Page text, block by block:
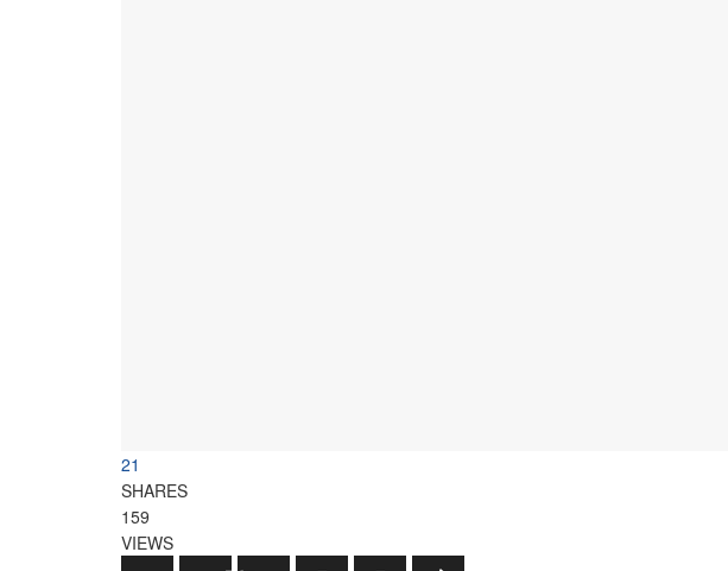
21
SHARES
159
VIEWS